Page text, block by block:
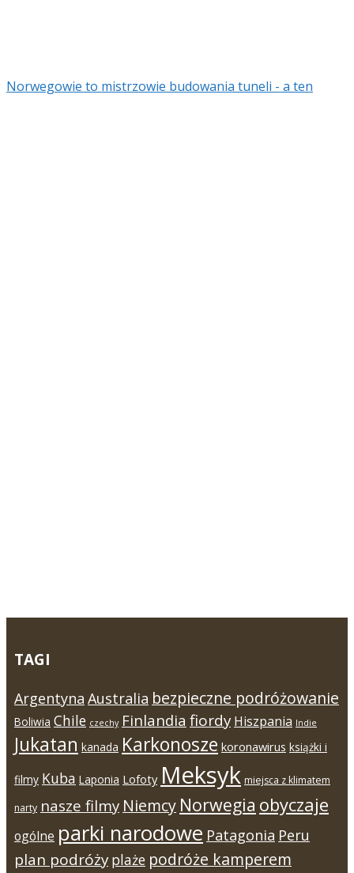
Norwegowie to mistrzowie budowania tuneli - a ten
TAGI
Argentyna Australia bezpieczne podróżowanie
Boliwia Chile czechy Finlandia fiordy Hiszpania Indie
Jukatan kanada Karkonosze koronawirus książki i
filmy Kuba Laponia Lofoty Meksyk miejsca z klimatem
narty nasze filmy Niemcy Norwegia obyczaje
ogólne parki narodowe Patagonia Peru
plan podróży plaże podróże kamperem